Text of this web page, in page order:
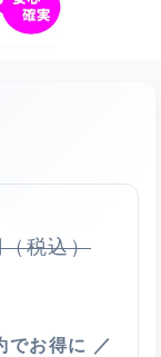
税込）
でお得に ／